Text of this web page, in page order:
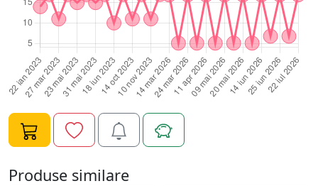
rezultat in urma matuirii;4. Se aplica baza (primer,base
gel) si se usuca in lampa UV timp de 1-2 min;5. Se aplica
primul strat de oja, fara a atinge cuticula si se usuca la
lampa UV 2 min;6. Daca se doreste obtinerea unei
nuante mai intense se aplica un al doilea strat si se
usuca din nou 2 min la lampa UV;7. Pentru pastrarea
unui luciu puternic se aplica un strat de top coat care se
usuca 2 min in lampa UV;8. Se degreseaza unghia
pentru eliminarea stratului lipicios si se maseaza
cuticula cu un ulei hidratant.Gramaj: 10ml.
Produse similare